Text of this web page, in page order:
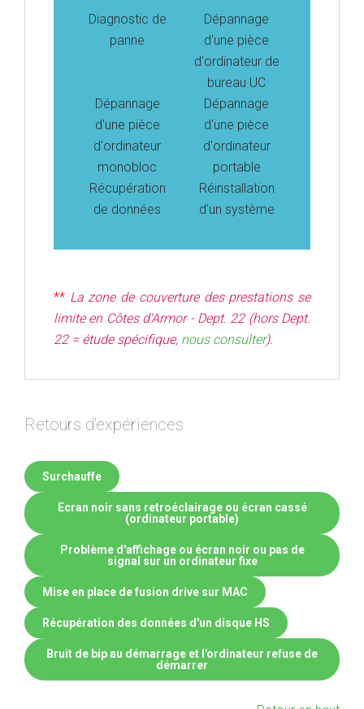
Diagnostic de
panne
Dépannage
d'une pièce
d'ordinateur de
bureau UC
Dépannage
d'une pièce
d'ordinateur
monobloc
Dépannage
d'une pièce
d'ordinateur
portable
Récupération
de données
Réinstallation
d'un système
** La zone de couverture des prestations se
limite en Côtes d'Armor - Dept. 22 (hors Dept.
22 = étude spécifique, nous consulter).
Retours d'expériences
Surchauffe
Ecran noir sans retroéclairage ou écran cassé
(ordinateur portable)
Problème d'affichage ou écran noir ou pas de
signal sur un ordinateur fixe
Mise en place de fusion drive sur MAC
Récupération des données d'un disque HS
Bruit de bip au démarrage et l'ordinateur refuse de
démarrer